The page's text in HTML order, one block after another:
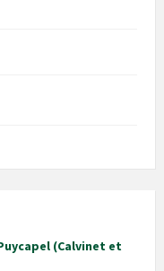
(Calvinet et